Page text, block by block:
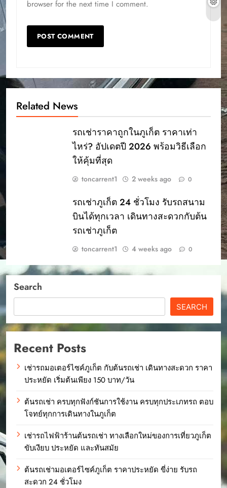
browser for the next time I comment.
Related News
รถเช่าราคาถูกในภูเก็ต ราคาเท่า
ไหร่? อัปเดตปี 2026 พร้อมวิธีเลือก
ให้คุ้มที่สุด
toncarrent1 2 weeks ago 0
รถเช่าภูเก็ต 24 ชั่วโมง รับรถสนาม
บินได้ทุกเวลา เดินทางสะดวกกับต้น
รถเช่าภูเก็ต
toncarrent1 4 weeks ago 0
Search
SEARCH
Recent Posts
เช่ารถมอเตอร์ไซค์ภูเก็ต กับต้นรถเช่า เดินทางสะดวก ราคา
ประหยัด เริ่มต้นเพียง 150 บาท/วัน
ต้นรถเช่า ครบทุกฟังก์ชันการใช้งาน ครบทุกประเภทรถ ตอบ
โจทย์ทุกการเดินทางในภูเก็ต
เช่ารถไฟฟ้าร้านต้นรถเช่า ทางเลือกใหม่ของการเที่ยวภูเก็ต
ขับเงียบ ประหยัด และทันสมัย
ต้นรถเช่ามอเตอร์ไซค์ภูเก็ต ราคาประหยัด ขี่ง่าย รับรถ
สะดวก 24 ชั่วโมง